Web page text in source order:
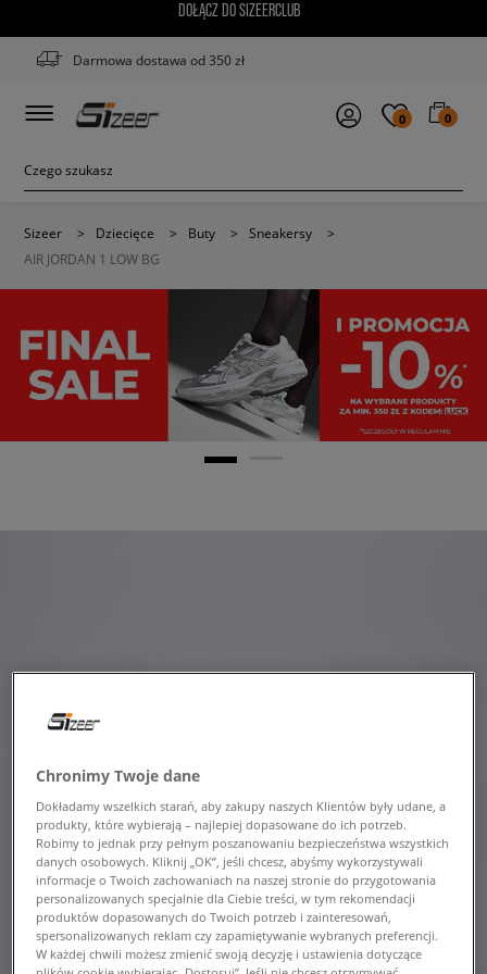
DOŁĄCZ DO SIZEERCLUB
Darmowa dostawa od 350 zł
0 0
Sizeer > Dziecięce > Buty > Sneakersy
>
AIR JORDAN 1 LOW BG
Chronimy Twoje dane
Dokładamy wszelkich starań, aby zakupy naszych Klientów były udane, a
produkty, które wybierają – najlepiej dopasowane do ich potrzeb.
Robimy to jednak przy pełnym poszanowaniu bezpieczeństwa wszystkich
danych osobowych. Kliknij „OK”, jeśli chcesz, abyśmy wykorzystywali
informacje o Twoich zachowaniach na naszej stronie do przygotowania
personalizowanych specjalnie dla Ciebie treści, w tym rekomendacji
produktów dopasowanych do Twoich potrzeb i zainteresowań,
spersonalizowanych reklam czy zapamiętywanie wybranych preferencji.
W każdej chwili możesz zmienić swoją decyzję i ustawienia dotyczące